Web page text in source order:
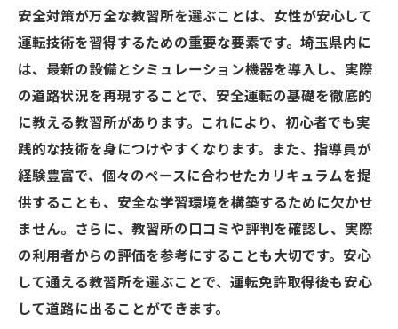
安全対策が万全な教習所を選ぶことは、女性が安心して
運転技術を習得するための重要な要素です。埼玉県内に
は、最新の設備とシミュレーション機器を導入し、実際
の道路状況を再現することで、安全運転の基礎を徹底的
に教える教習所があります。これにより、初心者でも実
践的な技術を身につけやすくなります。また、指導員が
経験豊富で、個々のペースに合わせたカリキュラムを提
供することも、安全な学習環境を構築するために欠かせ
ません。さらに、教習所の口コミや評判を確認し、実際
の利用者からの評価を参考にすることも大切です。安心
して通える教習所を選ぶことで、運転免許取得後も安心
して道路に出ることができます。